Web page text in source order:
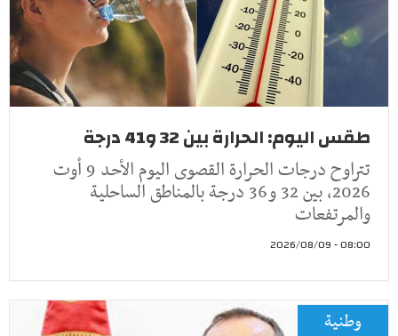
طقس اليوم: الحرارة بين 32 و41 درجة
تتراوح درجات الحرارة القصوى اليوم الأحد 9 أوت
2026، بين 32 و36 درجة بالمناطق الساحلية
والمرتفعات
08:00 - 2026/08/09
وطنية